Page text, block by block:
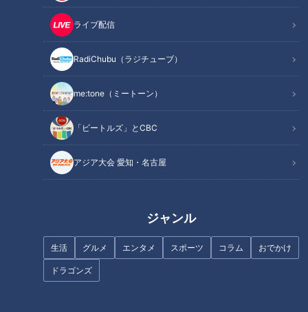
ライブ配信
RadiChubu（ラジチューブ）
me:tone（ミートーン）
「ビートルズ」とCBC
アジア大会 愛知・名古屋
ジャンル
生活 グルメ エンタメ スポーツ コラム おでかけ
ドラゴンズ
痛の原因と対策」
「頭痛」は現在日本人の4人に1人が悩まされているとされ
る、まさに国民病。そんな頭痛の原因は300種類以上と言われ
ています。ストレスや疲れはもちろん、アルコールや天気の変
化、空腹や筋トレ、ストレスの解放なども頭痛の引き金になる
など、日常生活のあらゆる場面に原因が潜んでいるそうです。
そこで今回は、日常に潜む頭痛の原因と対策について専門医に
教えてもらいました。
日常に潜む頭痛（１）コロナ禍で急増！「出不精頭痛」
日常に潜む頭痛（２）誰でもなる可能性のある「週末頭
痛」
日常に潜む頭痛（３）楽しい時間で頭痛に！「カラオケ頭